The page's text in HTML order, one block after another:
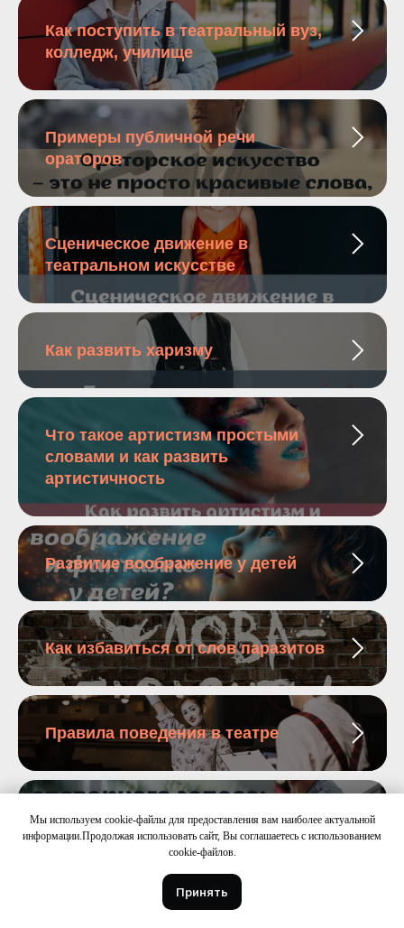
Мы используем cookie-файлы для предоставления вам наиболее актуальной
информации.Продолжая использовать сайт, Вы соглашаетесь с использованием
cookie-файлов.
Принять
Как поступить в театральный вуз,
колледж, училище
Примеры публичной речи
ораторов
Сценическое движение в
театральном искусстве
Как развить харизму
Что такое артистизм простыми
словами и как развить
артистичность
Развитие воображение у детей
Как избавиться от слов паразитов
Правила поведения в театре
Как увеличить словарный запас
Ораторские упражнения для